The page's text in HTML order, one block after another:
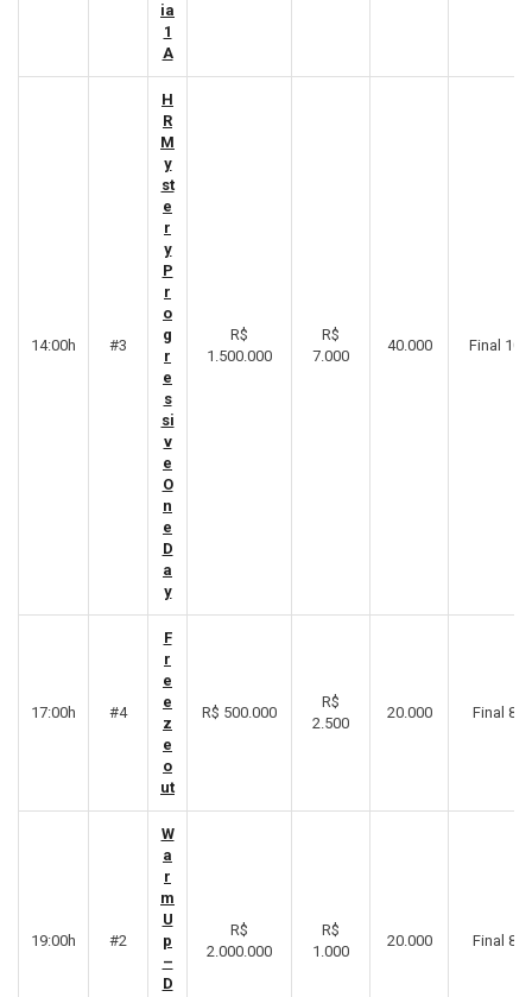
ia
1
A
14:00h #3
H
R
M
y
st
e
r
y
P
r
o
g
r
e
s
si
v
e
O
n
e
D
a
y
R$
1.500.000
R$
7.000
40.000 Final 10°
17:00h #4
F
r
e
e
z
e
o
ut
R$ 500.000
R$
2.500
20.000 Final 8º
19:00h #2
W
a
r
m
U
p
–
D
R$
2.000.000
R$
1.000
20.000 Final 8º